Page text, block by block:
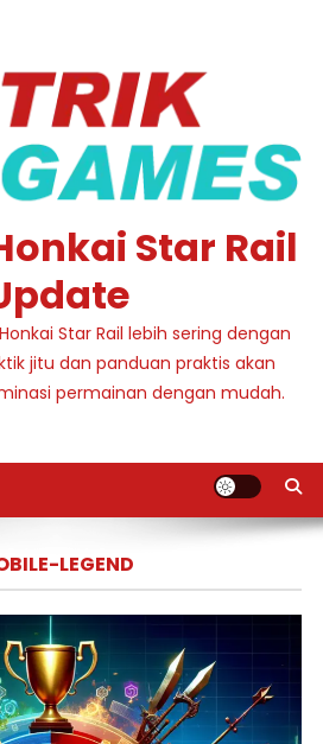
Star Rail
Star Rail lebih sering dengan
jitu dan panduan praktis akan
permainan dengan mudah.
LEGEND